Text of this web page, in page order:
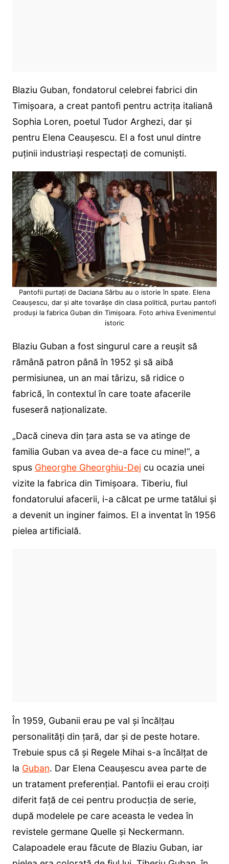
Blaziu Guban, fondatorul celebrei fabrici din
Timişoara, a creat pantofi pentru actriţa italiană
Sophia Loren, poetul Tudor Arghezi, dar şi
pentru Elena Ceauşescu. El a fost unul dintre
puținii industriași respectați de comuniști.
Pantofii purtați de Daciana Sârbu au o istorie în spate. Elena
Ceaușescu, dar și alte tovarășe din clasa politică, purtau pantofi
produși la fabrica Guban din Timișoara. Foto arhiva Evenimentul
istoric
Blaziu Guban a fost singurul care a reușit să
rămână patron până în 1952 și să aibă
permisiunea, un an mai târizu, să ridice o
fabrică, în contextul în care toate afacerile
fuseseră naționalizate.
„Dacă cineva din ţara asta se va atinge de
familia Guban va avea de-a face cu mine!“, a
spus Gheorghe Gheorghiu-Dej cu ocazia unei
vizite la fabrica din Timişoara. Tiberiu, fiul
fondatorului afacerii, i-a călcat pe urme tatălui şi
a devenit un inginer faimos. El a inventat în 1956
pielea artificială.
În 1959, Gubanii erau pe val și încălţau
personalităţi din ţară, dar şi de peste hotare.
Trebuie spus că și Regele Mihai s-a încălţat de
la Guban. Dar Elena Ceauşescu avea parte de
un tratament preferenţial. Pantofii ei erau croiţi
diferit faţă de cei pentru producţia de serie,
după modelele pe care aceasta le vedea în
revistele germane Quelle şi Neckermann.
Calapoadele erau făcute de Blaziu Guban, iar